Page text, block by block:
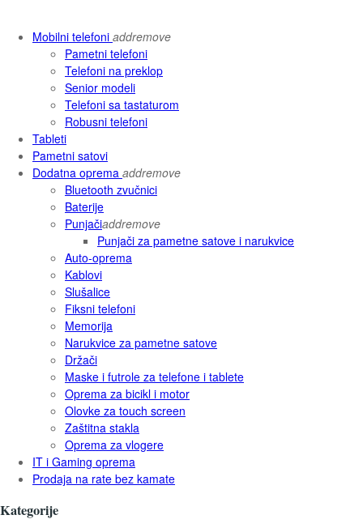
Mobilni telefoni addremove
Pametni telefoni
Telefoni na preklop
Senior modeli
Telefoni sa tastaturom
Robusni telefoni
Tableti
Pametni satovi
Dodatna oprema addremove
Bluetooth zvučnici
Baterije
Punjačiaddremove
Punjači za pametne satove i narukvice
Auto-oprema
Kablovi
Slušalice
Fiksni telefoni
Memorija
Narukvice za pametne satove
Držači
Maske i futrole za telefone i tablete
Oprema za bicikl i motor
Olovke za touch screen
Zaštitna stakla
Oprema za vlogere
IT i Gaming oprema
Prodaja na rate bez kamate
Kategorije